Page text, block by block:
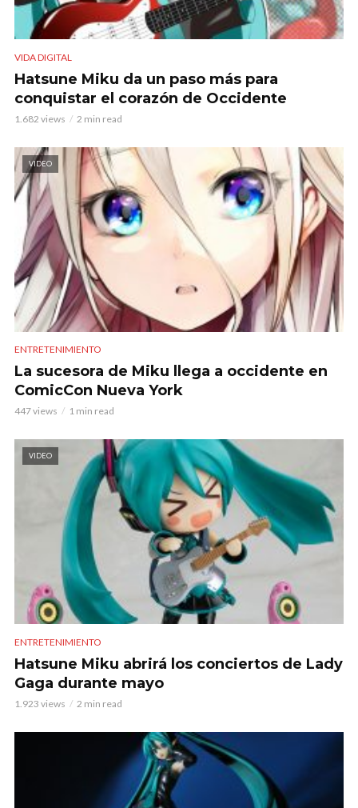
VIDA DIGITAL
Hatsune Miku da un paso más para
conquistar el corazón de Occidente
1.682 views 2 min read
VIDEO
ENTRETENIMIENTO
La sucesora de Miku llega a occidente en
ComicCon Nueva York
447 views 1 min read
VIDEO
ENTRETENIMIENTO
Hatsune Miku abrirá los conciertos de Lady
Gaga durante mayo
1.923 views 2 min read